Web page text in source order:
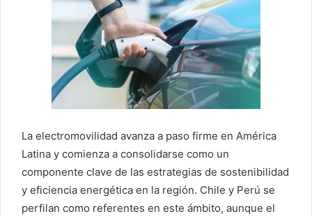
La electromovilidad avanza a paso firme en América
Latina y comienza a consolidarse como un
componente clave de las estrategias de sostenibilidad
y eficiencia energética en la región. Chile y Perú se
perfilan como referentes en este ámbito, aunque el